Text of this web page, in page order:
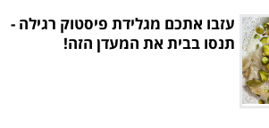
עזבו אתכם מגלידת פיסטוק רגילה -
תנסו בבית את המעדן הזה!